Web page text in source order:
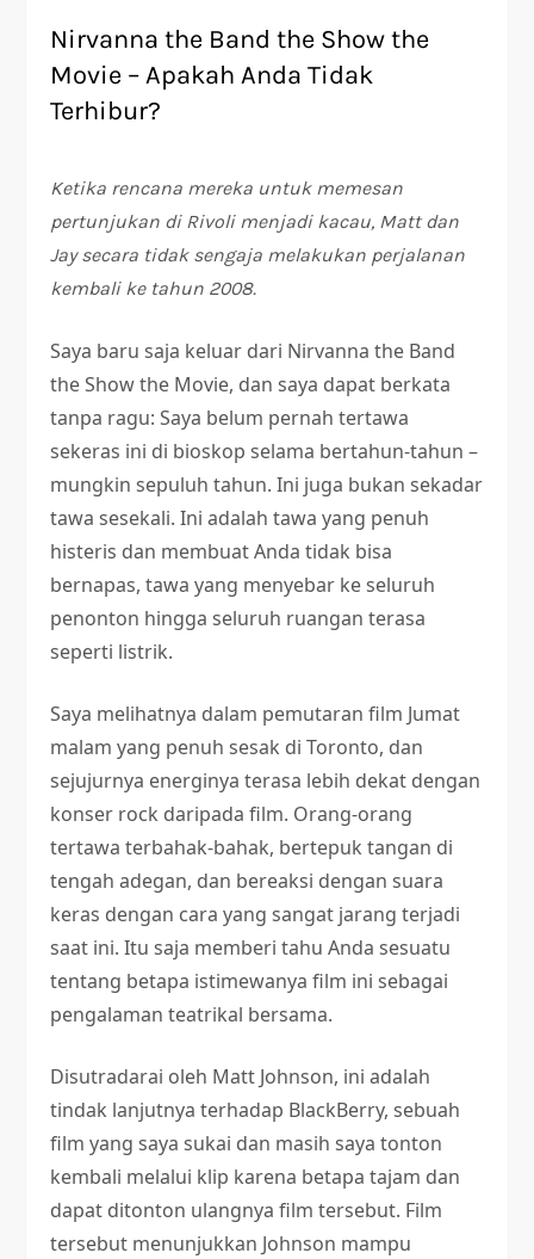
Nirvanna the Band the Show the
Movie – Apakah Anda Tidak
Terhibur?
Ketika rencana mereka untuk memesan
pertunjukan di Rivoli menjadi kacau, Matt dan
Jay secara tidak sengaja melakukan perjalanan
kembali ke tahun 2008.
Saya baru saja keluar dari Nirvanna the Band
the Show the Movie, dan saya dapat berkata
tanpa ragu: Saya belum pernah tertawa
sekeras ini di bioskop selama bertahun-tahun –
mungkin sepuluh tahun. Ini juga bukan sekadar
tawa sesekali. Ini adalah tawa yang penuh
histeris dan membuat Anda tidak bisa
bernapas, tawa yang menyebar ke seluruh
penonton hingga seluruh ruangan terasa
seperti listrik.
Saya melihatnya dalam pemutaran film Jumat
malam yang penuh sesak di Toronto, dan
sejujurnya energinya terasa lebih dekat dengan
konser rock daripada film. Orang-orang
tertawa terbahak-bahak, bertepuk tangan di
tengah adegan, dan bereaksi dengan suara
keras dengan cara yang sangat jarang terjadi
saat ini. Itu saja memberi tahu Anda sesuatu
tentang betapa istimewanya film ini sebagai
pengalaman teatrikal bersama.
Disutradarai oleh Matt Johnson, ini adalah
tindak lanjutnya terhadap BlackBerry, sebuah
film yang saya sukai dan masih saya tonton
kembali melalui klip karena betapa tajam dan
dapat ditonton ulangnya film tersebut. Film
tersebut menunjukkan Johnson mampu